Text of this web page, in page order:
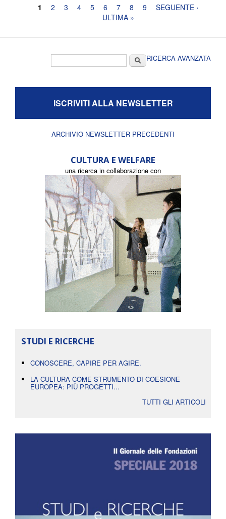
Pagine
1 2 3 4 5 6 7 8 9
SEGUENTE ›
ULTIMA »
CercaRICERCA AVANZATA
ISCRIVITI ALLA NEWSLETTER
ARCHIVIO NEWSLETTER PRECEDENTI
CULTURA E WELFARE
una ricerca in collaborazione con
STUDI E RICERCHE
CONOSCERE, CAPIRE PER AGIRE.
LA CULTURA COME STRUMENTO DI COESIONE
EUROPEA: PIÙ PROGETTI...
TUTTI GLI ARTICOLI